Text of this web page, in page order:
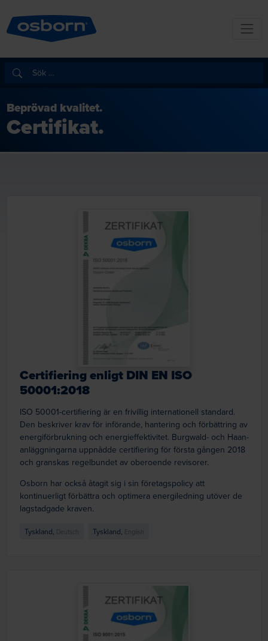
Beprövad kvalitet.
Certifikat.
Certifiering enligt DIN EN ISO
50001:2018
ISO 50001-certifiering är en frivillig internationell standard.
Den beskriver krav för införande, hantering och förbättring av
energiförbrukning och energieffektivitet. Burgwald- och Haan-
anläggningarna uppnådde certifiering för första gången 2018
och granskas regelbundet av oberoende revisorer.
Osborn har också åtagit sig i sin företagspolicy att
kontinuerligt förbättra och optimera energiledning utöver de
lagstadgade kraven.
Tyskland, Deutsch Tyskland, English